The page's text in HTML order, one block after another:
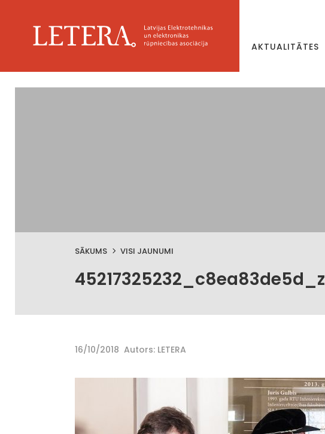
AKTUALITĀTES
SĀKUMS VISI JAUNUMI
45217325232_c8ea83de5d_z
16/10/2018 Autors: LETERA